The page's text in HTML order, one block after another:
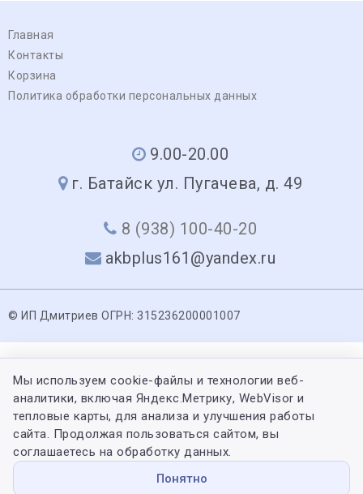
Главная
Контакты
Корзина
Политика обработки персональных данных
9.00-20.00
г. Батайск ул. Пугачева, д. 49
8 (938) 100-40-20
akbplus161@yandex.ru
© ИП Дмитриев ОГРН: 315236200001007
Мы используем cookie-файлы и технологии веб-
аналитики, включая Яндекс.Метрику, WebVisor и
тепловые карты, для анализа и улучшения работы
сайта. Продолжая пользоваться сайтом, вы
соглашаетесь на обработку данных.
Понятно